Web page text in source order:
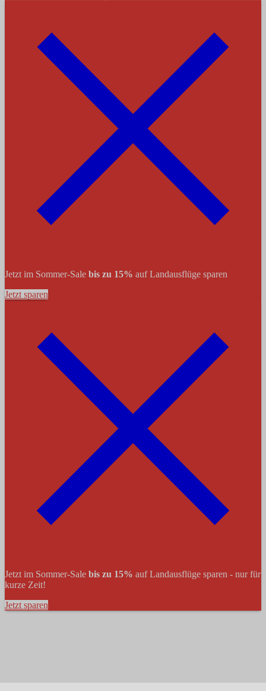
Jetzt im Sommer-Sale bis zu 15% auf Landausflüge sparen
Jetzt sparen
Jetzt im Sommer-Sale bis zu 15% auf Landausflüge sparen - nur für
kurze Zeit!
Jetzt sparen